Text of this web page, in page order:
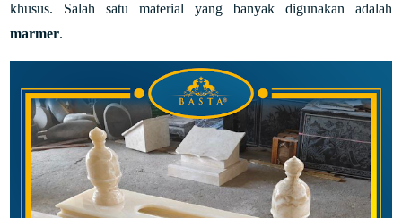
khusus. Salah satu material yang banyak digunakan adalah
marmer.